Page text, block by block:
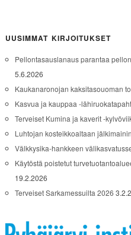
UUSIMMAT KIRJOITUKSET
Pellontasauslanaus parantaa
5.6.2026
Kaukanaronojan kaksitasouoman
Kasvua ja kauppaa -
Terveiset Kumina ja kaverit -
Luhtojan kosteikkoaltaan
Välkkysika-hankkeen
Käytöstä poistetut
19.2.2026
Terveiset Sarkamessuilta 2026